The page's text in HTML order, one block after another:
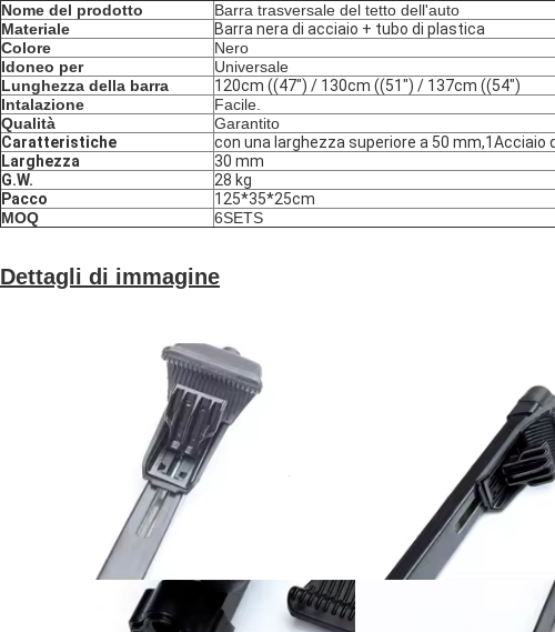
Nome del prodotto
Barra trasversale del tetto dell'auto
Materiale
Barra nera di acciaio + tubo di plastica
Colore
Nero
Idoneo per
Universale
Lunghezza della barra
120cm ((47") / 130cm ((51") / 137cm ((54")
Intalazione
Facile.
Qualità
Garantito
Caratteristiche
con una larghezza superiore a 50 mm,1Acciaio
Larghezza
30 mm
G.W.
28 kg
Pacco
125*35*25cm
MOQ
6SETS
Dettagli di immagine